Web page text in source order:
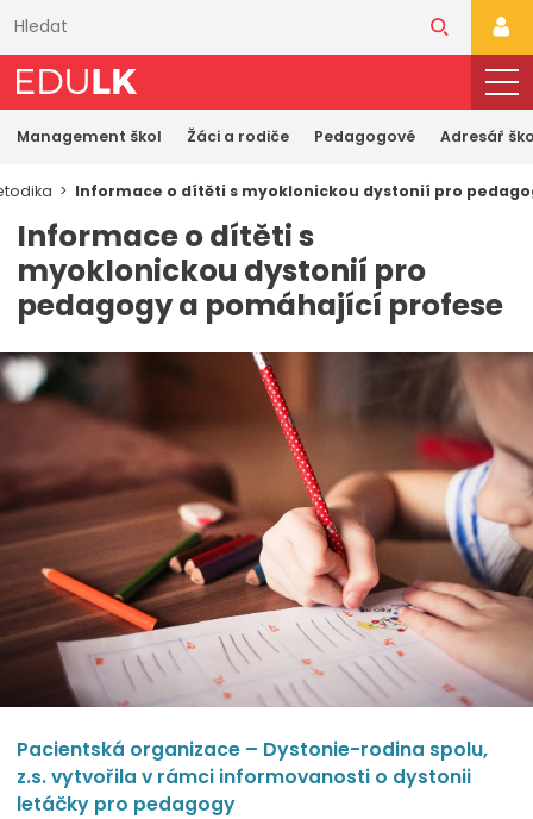
obsahu
Management škol Žáci a rodiče Pedagogové Adresář
Informace o dítěti s myoklonickou dystonií pro
Informace o dítěti s
myoklonickou dystonií pro
pedagogy a pomáhající profese
Pacientská organizace – Dystonie-rodina spolu,
z.s. vytvořila v rámci informovanosti o dystonii
letáčky pro pedagogy